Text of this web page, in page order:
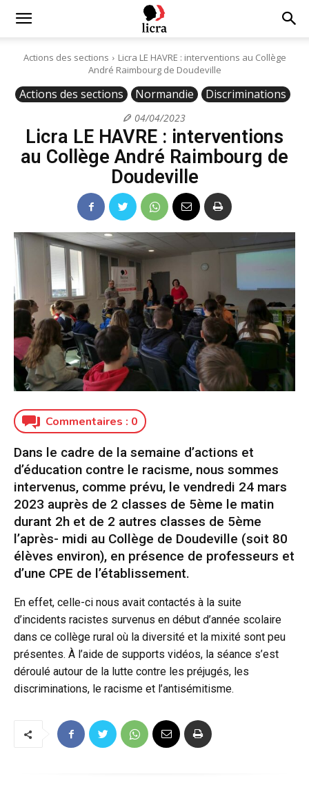
Licra
Antiraciste
1927
Actions des sections
Licra LE HAVRE : interventions au Collège
André Raimbourg de Doudeville
Actions des sections Normandie Discriminations
04/04/2023
Licra LE HAVRE : interventions
au Collège André Raimbourg de
Doudeville
Commentaires : 0
Dans le cadre de la semaine d’actions et
d’éducation contre le racisme, nous sommes
intervenus, comme prévu, le vendredi 24 mars
2023 auprès de 2 classes de 5ème le matin
durant 2h et de 2 autres classes de 5ème
l’après- midi au Collège de Doudeville (soit 80
élèves environ), en présence de professeurs et
d’une CPE de l’établissement.
En effet, celle-ci nous avait contactés à la suite
d’incidents racistes survenus en début d’année scolaire
dans ce collège rural où la diversité et la mixité sont peu
présentes. À l’aide de supports vidéos, la séance s’est
déroulé autour de la lutte contre les préjugés, les
discriminations, le racisme et l’antisémitisme.